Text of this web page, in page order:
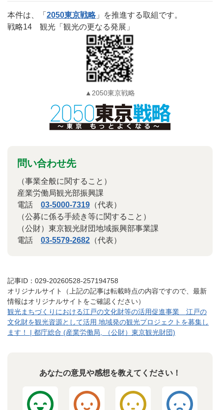
本件は、「 2050東京戦略」を推進する取組です。
戦略14 観光「観光の更なる発展」
▲2050東京戦略
問い合わせ先
（事業全般に関すること）
産業労働局観光部振興課
電話 03-5000-7319 （代表）
（公募に係る手続き等に関すること）
（公財）東京観光財団地域振興部事業課
電話 03-5579-2682 （代表）
記事ID：029-20260528-257194758
オリジナルサイト（上記の記事は転載時点の内容ですので、最新
情報はオリジナルサイトをご確認ください）
観光まちづくりにおける江戸の文化財等の活用促進事業 江戸の
文化財を観光資源として活用 地域発の観光プロジェクトを募集し
ます！ | 都庁総合 (産業労働局, （公財）東京観光財団)
あなたの意見や感想を教えてください！